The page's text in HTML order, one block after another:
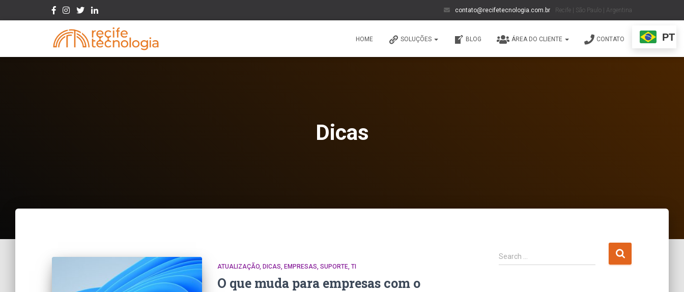
contato@recifetecnologia.com.br Recife | São Paulo | Argentina
HOME SOLUÇÕES BLOG ÁREA DO CLIENTE CONTATO PT
Dicas
ATUALIZAÇÃO DICAS EMPRESAS SUPORTE TI
O que muda para empresas com o
Search …